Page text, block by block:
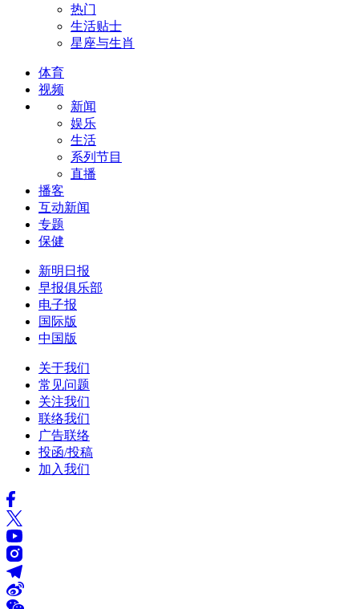
热门
生活贴士
星座与生肖
体育
视频
新闻
娱乐
生活
系列节目
直播
播客
互动新闻
专题
保健
新明日报
早报俱乐部
电子报
国际版
中国版
关于我们
常见问题
关注我们
联络我们
广告联络
投函/投稿
加入我们